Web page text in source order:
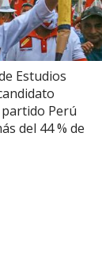
Estudios
Perú
del 44 % de